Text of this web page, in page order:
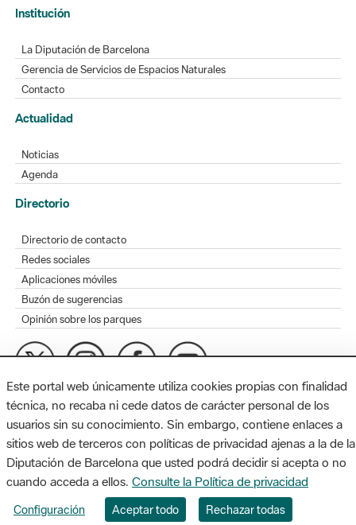
Institución
La Diputación de Barcelona
Gerencia de Servicios de Espacios Naturales
Contacto
Actualidad
Noticias
Agenda
Directorio
Directorio de contacto
Redes sociales
Aplicaciones móviles
Buzón de sugerencias
Opinión sobre los parques
MAPA WEB
Diputación de Barcelona. Edifici Llacuna, 1a planta. Badajoz, 49.
08005 Barcelona. Tel. 934 022 428 / xarxaparcs@diba.cat
Este portal web únicamente utiliza cookies propias con finalidad
técnica, no recaba ni cede datos de carácter personal de los
usuarios sin su conocimiento. Sin embargo, contiene enlaces a
sitios web de terceros con políticas de privacidad ajenas a la de la
Diputación de Barcelona que usted podrá decidir si acepta o no
cuando acceda a ellos. Consulte la Política de privacidad
Configuración Aceptar todo Rechazar todas